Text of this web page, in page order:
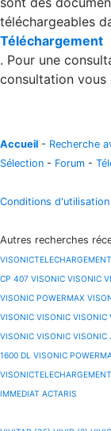
téléchargeables
Téléchargement
. Pour une
consultation vous
Accueil - Recherche
Sélection - Forum -
Conditions d'utilisation
Autres recherches
CP 407 VISONIC VISONIC
VISONIC POWERMAX
VISONIC VISONIC VISONIC
VISONIC VISONIC VISONIC
1600 DL VISONIC
IMMEDIAT ACTARIS